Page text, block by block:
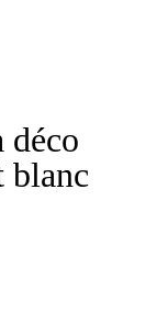
déco
blanc